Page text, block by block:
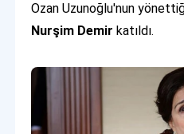
Ozan Uzunoğlu'nun
Nurşim Demir katıldı.